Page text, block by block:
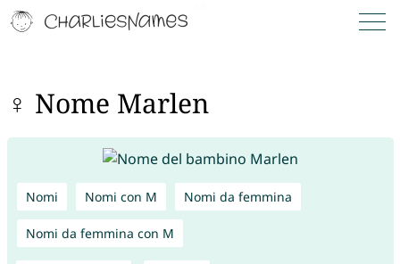
♀ Nome Marlen
Nomi Nomi con M Nomi da femmina
Nomi da femmina con M